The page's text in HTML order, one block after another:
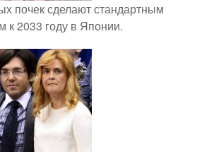
почек сделают стандартным
к 2033 году в Японии.